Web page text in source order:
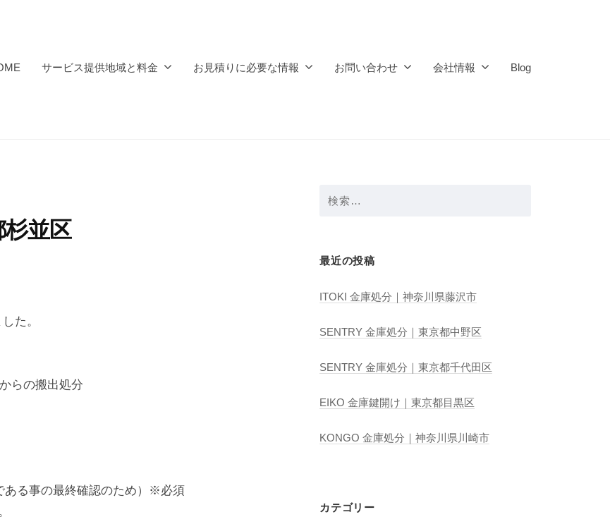
サービス提供地域と料金 お見積りに必要な情報 お問い合わせ 会社情報 Blog
並区
た。
らの搬出処分
ある事の最終確認のため）※必須
検
最近の投稿
ITOKI 金庫処分｜神奈川県藤沢市
SENTRY 金庫処分｜東京都中野区
SENTRY 金庫処分｜東京都千代田区
EIKO 金庫鍵開け｜東京都目黒区
KONGO 金庫処分｜神奈川県川崎市
カテゴリー